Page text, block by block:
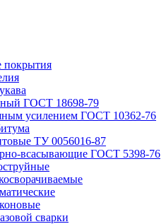
покрытия
ГОСТ 18698-79
усилением ГОСТ 10362-76
ТУ 0056016-87
всасывающие ГОСТ 5398-76
сварки